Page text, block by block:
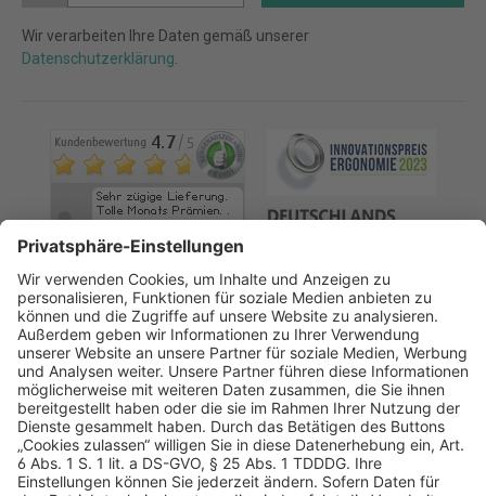
Wir verarbeiten Ihre Daten gemäß unserer
Datenschutzerklärung